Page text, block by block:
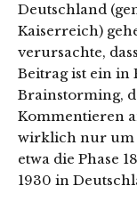
Deutschland
Kaiserreich)
verursachte,
Beitrag ist ein in
Brainstorming,
Kommentieren
wirklich nur um
etwa die Phase
1930 in